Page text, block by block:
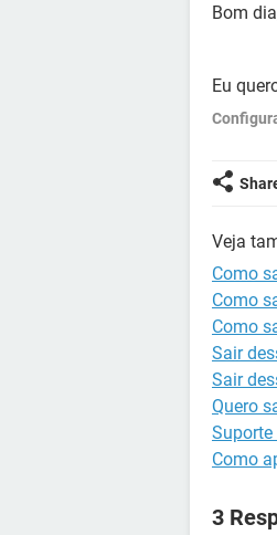
Bom
Eu
Veja
Como
Como
Como
Sair
Sair
Quero
Como
3